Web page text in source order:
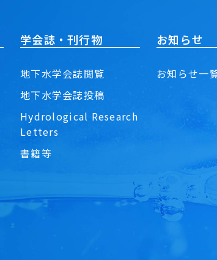
学会誌・刊行物
地下水学会誌閲覧
地下水学会誌投稿
Hydrological Research
Letters
書籍等
お知らせ
お知らせ一